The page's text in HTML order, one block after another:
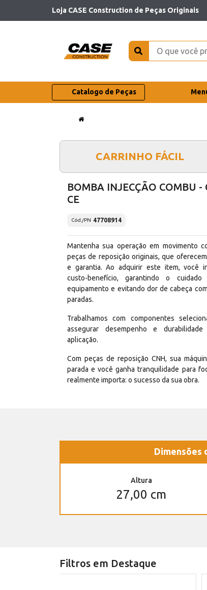
Loja CASE Construction de Peças Originais
Catalogo de Peças
CARRINHO FÁCIL
BOMBA INJECÇÃO COMBU -
CE
Cód./PN 47708914
Mantenha sua operação em movimento
peças de reposição originais, que
e garantia. Ao adquirir este item, você
custo-benefício, garantindo o
equipamento e evitando dor de cabeça
paradas.
Trabalhamos com componentes
assegurar desempenho e
aplicação.
Com peças de reposição CNH, sua
parada e você ganha tranquilidade para
realmente importa: o sucesso da sua obra.
Dimensões
Altura
27,00 cm
Filtros em Destaque